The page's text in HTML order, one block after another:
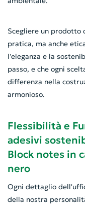
Scegliere un prodotto
pratica, ma anche
l'eleganza e la
passo, e che ogni
differenza nella
armonioso.
Flessibilità e
adesivi
Block notes in
nero
Ogni dettaglio
della nostra